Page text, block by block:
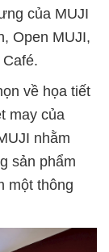
của MUJI
Open MUJI,
về họa tiết
may của
nhằm
sản phẩm
một thông